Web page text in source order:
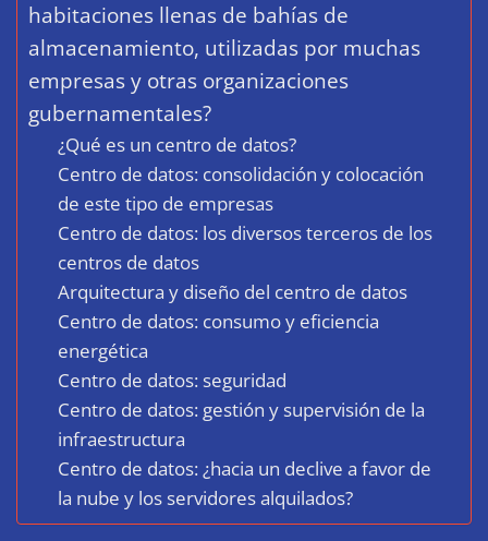
habitaciones llenas de bahías de
almacenamiento, utilizadas por muchas
empresas y otras organizaciones
gubernamentales?
¿Qué es un centro de datos?
Centro de datos: consolidación y colocación
de este tipo de empresas
Centro de datos: los diversos terceros de los
centros de datos
Arquitectura y diseño del centro de datos
Centro de datos: consumo y eficiencia
energética
Centro de datos: seguridad
Centro de datos: gestión y supervisión de la
infraestructura
Centro de datos: ¿hacia un declive a favor de
la nube y los servidores alquilados?